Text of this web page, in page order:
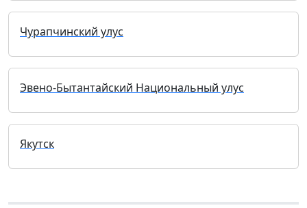
Чурапчинский улус
Эвено-Бытантайский Национальный улус
Якутск